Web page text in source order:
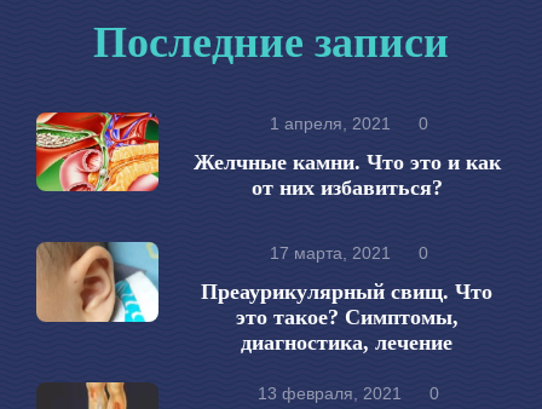
Последние записи
1 апреля, 2021 0
Желчные камни. Что это и как
от них избавиться?
17 марта, 2021 0
Преаурикулярный свищ. Что
это такое? Симптомы,
диагностика, лечение
13 февраля, 2021 0